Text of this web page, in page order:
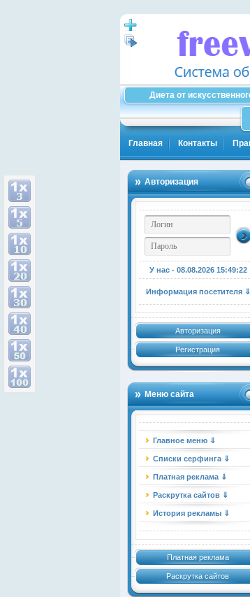
Диета от
Главная Контакты
Авторизация
У нас - 08.08.2026 15:49:22
Информация посетителя ⇓
Авторизация
Регистрация
Меню сайта
Главное меню ⇓
Списки серфинга ⇓
Платная реклама ⇓
Раскрутка сайтов ⇓
История рекламы ⇓
Платная реклама
Раскрутка сайтов